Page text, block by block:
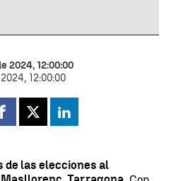
2024, 12:00:00
12:00:00
Facebook
X Linkedin
de las elecciones al